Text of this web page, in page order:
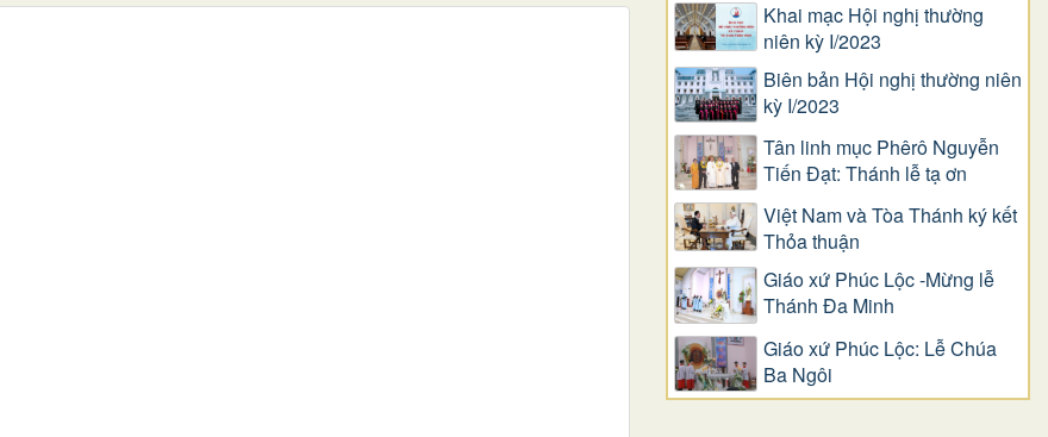
Khai mạc Hội nghị thường
niên kỳ I/2023
Biên bản Hội nghị thường niên
kỳ I/2023
Tân linh mục Phêrô Nguyễn
Tiến Đạt: Thánh lễ tạ ơn
Việt Nam và Tòa Thánh ký kết
Thỏa thuận
Giáo xứ Phúc Lộc -Mừng lễ
Thánh Đa Minh
Giáo xứ Phúc Lộc: Lễ Chúa
Ba Ngôi